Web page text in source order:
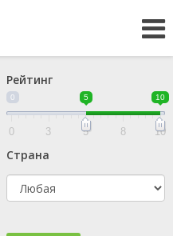
Рейтинг
0 5 10
0 3 5 8 10
Страна